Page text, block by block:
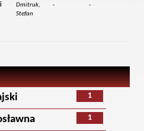
Dmitruk,
Stefan
- -
1
1